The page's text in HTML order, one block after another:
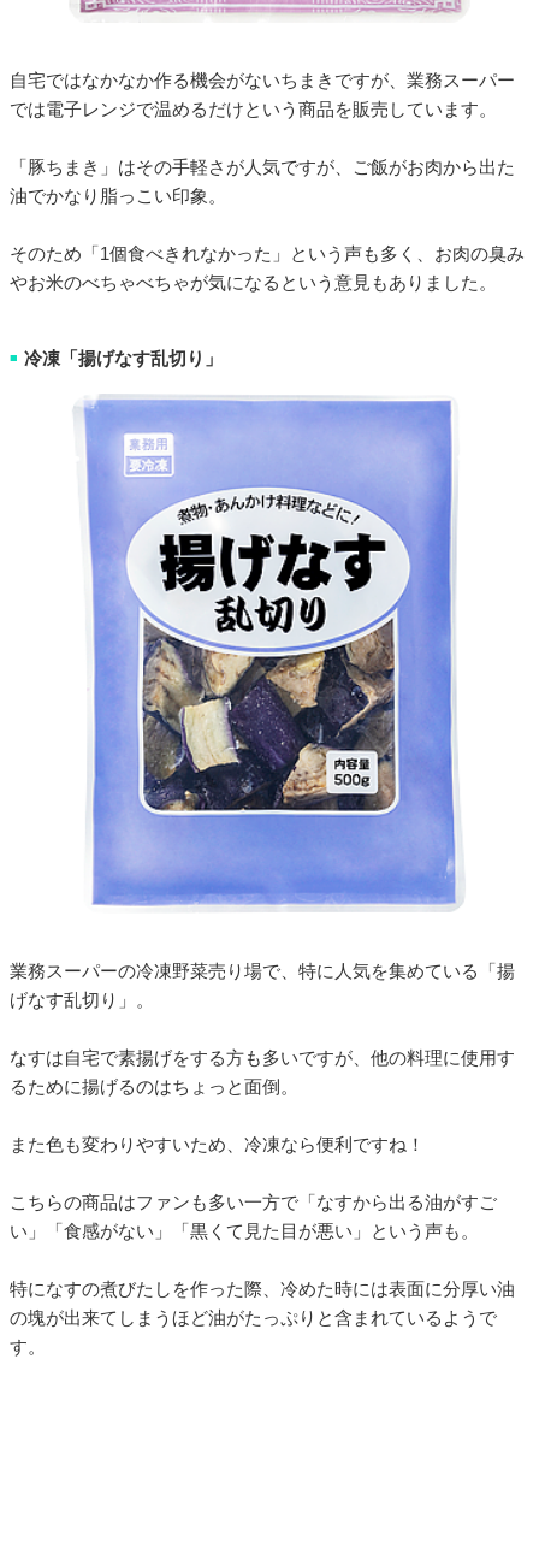
自宅ではなかなか作る機会がないちまきですが、業務スーパー
では電子レンジで温めるだけという商品を販売しています。
「豚ちまき」はその手軽さが人気ですが、ご飯がお肉から出た
油でかなり脂っこい印象。
そのため「1個食べきれなかった」という声も多く、お肉の臭み
やお米のべちゃべちゃが気になるという意見もありました。
■ 冷凍「揚げなす乱切り」
業務スーパーの冷凍野菜売り場で、特に人気を集めている「揚
げなす乱切り」。
なすは自宅で素揚げをする方も多いですが、他の料理に使用す
るために揚げるのはちょっと面倒。
また色も変わりやすいため、冷凍なら便利ですね！
こちらの商品はファンも多い一方で「なすから出る油がすご
い」「食感がない」「黒くて見た目が悪い」という声も。
特になすの煮びたしを作った際、冷めた時には表面に分厚い油
の塊が出来てしまうほど油がたっぷりと含まれているようで
す。